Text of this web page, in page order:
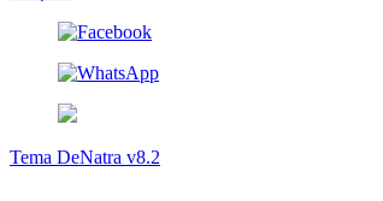
Tema DeNatra v8.2